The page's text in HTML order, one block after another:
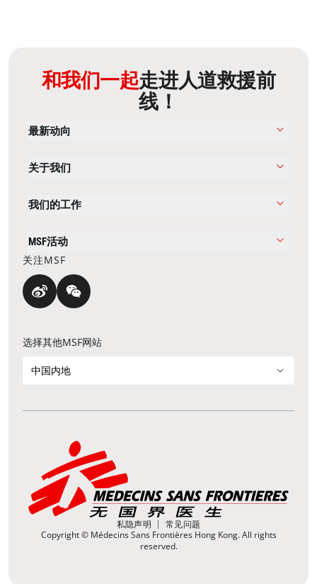
和我们一起走进人道救援前
线！
最新动向
关于我们
我们的工作
MSF活动
关注MSF
选择其他MSF网站
中国内地
私隐声明
常见问题
Copyright © Médecins Sans Frontières Hong Kong. All rights
reserved.